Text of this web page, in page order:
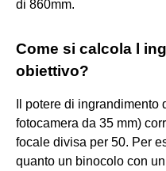
di 860mm.
Come si calcola l
obiettivo?
Il potere di
fotocamera da 35 mm)
focale divisa per 50. Per
quanto un binocolo con